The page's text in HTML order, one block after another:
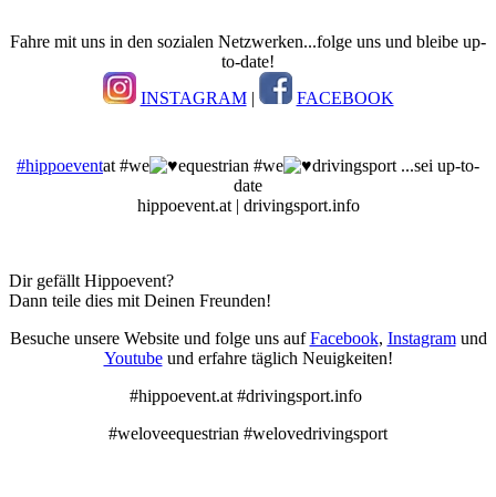
Fahre mit uns in den sozialen Netzwerken...folge uns und bleibe up-
to-date!
INSTAGRAM| FACEBOOK
#hippoeventat #we equestrian #we
drivingsport ...sei up-to-
date
hippoevent.at | drivingsport.info
Dir gefällt Hippoevent?
Dann teile dies mit Deinen Freunden!
Besuche unsere Website und folge uns aufFacebook, Instagramund
Youtubeund erfahre täglich Neuigkeiten!
#hippoevent.at #drivingsport.info
#weloveequestrian #welovedrivingsport